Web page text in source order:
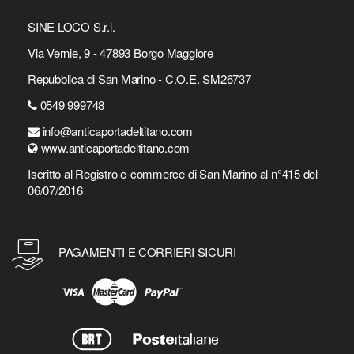
SINE LOCO S.r.l.
Via Vernie, 9 - 47893 Borgo Maggiore
Repubblica di San Marino - C.O.E. SM26737
0549 999748
info@anticaportadeltitano.com
www.anticaportadeltitano.com
Iscritto al Registro e-commerce di San Marino al n°415 del
06/07/2016
PAGAMENTI E CORRIERI SICURI